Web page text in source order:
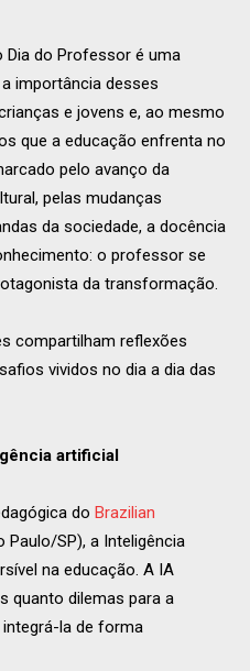
Dia do Professor é uma
importância desses
e jovens e, ao mesmo
que a educação enfrenta no
pelo avanço da
pelas mudanças
da sociedade, a docência
o professor se
da transformação.
compartilham reflexões
vividos no dia a dia das
artificial
do Brazilian
Paulo/SP), a Inteligência
na educação. A IA
quanto dilemas para a
la de forma